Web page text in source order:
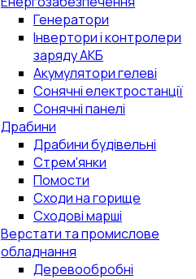
Генератори
Інвертори і контролери
заряду АКБ
Акумулятори гелеві
Сонячні електростанції
Сонячні панелі
Драбини
Драбини будівельні
Стрем'янки
Помости
Сходи на горище
Сходові марші
Верстати та промислове
обладнання
Деревообробні